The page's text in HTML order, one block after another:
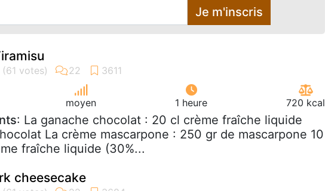
Je m'inscris
moyen 1 heure 720 kcal
: La ganache chocolat : 20 cl crème fraîche liquide
La crème mascarpone : 250 gr de mascarpone 10
fraîche liquide (30%...
cheesecake